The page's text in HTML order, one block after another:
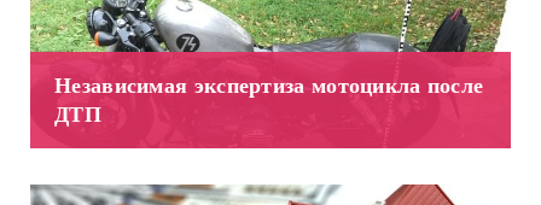
Независимая экспертиза мотоцикла после
ДТП